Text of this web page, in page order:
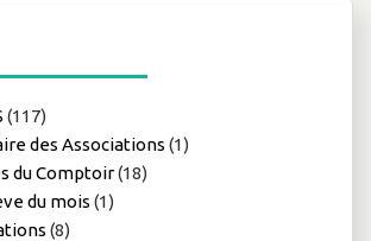
(117)
des Associations (1)
du Comptoir(18)
du mois (1)
(8)